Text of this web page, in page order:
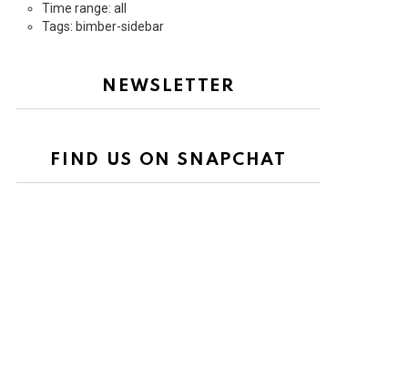
Time range: all
Tags: bimber-sidebar
NEWSLETTER
FIND US ON SNAPCHAT